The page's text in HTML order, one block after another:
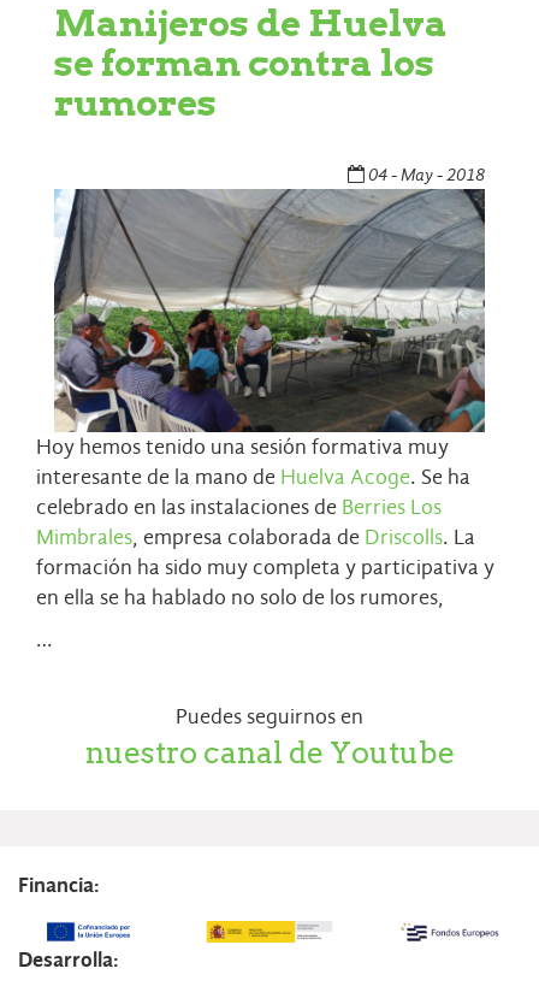
Manijeros de Huelva
se forman contra los
rumores
04 - May - 2018
Hoy hemos tenido una sesión formativa muy
interesante de la mano de Huelva Acoge. Se ha
celebrado en las instalaciones de Berries Los
Mimbrales, empresa colaborada de Driscolls. La
formación ha sido muy completa y participativa y
en ella se ha hablado no solo de los rumores,
…
Puedes seguirnos en
nuestro canal de Youtube
Financia:
Desarrolla: